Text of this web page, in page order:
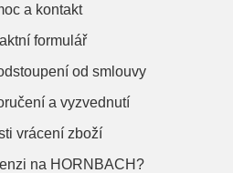
a kontakt
formulář
od smlouvy
a vyzvednutí
vrácení zboží
na HORNBACH?